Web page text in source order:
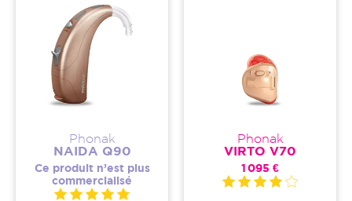
Phonak
NAIDA Q90
Ce produit n’est plus
commercialisé
Phonak
VIRTO V70
1 095 €